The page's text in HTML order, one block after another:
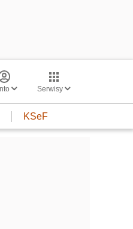
Serwisy
KSeF